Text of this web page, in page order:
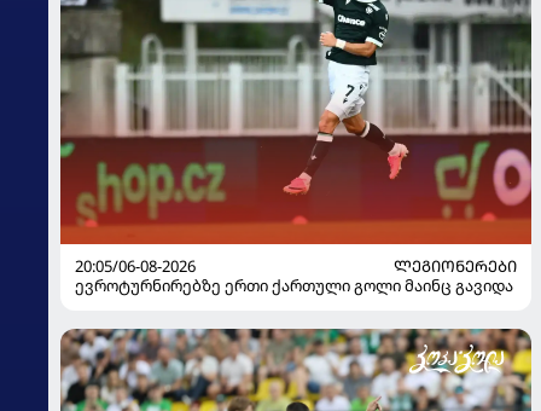
20:05/06-08-2026
ᲚᲔᲒᲘᲝᲜᲔᲠᲔᲑᲘ
ევროტურნირებზე ერთი ქართული გოლი მაინც გავიდა